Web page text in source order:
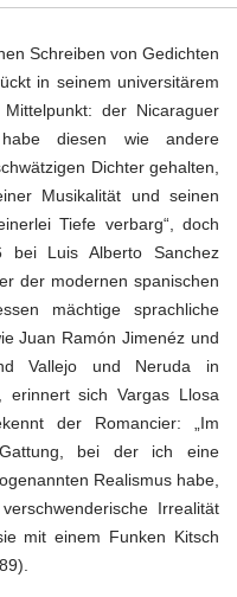
Schreiben von Gedichten
in seinem universitärem
der Nicaraguer
diesen wie andere
Dichter gehalten,
Musikalität und seinen
Tiefe verbarg“, doch
Luis Alberto Sanchez
der modernen spanischen
mächtige sprachliche
Juan Ramón Jimenéz und
Vallejo und Neruda in
erinnert sich Vargas Llosa
der Romancier: „Im
bei der ich eine
Realismus habe,
Irrealität
mit einem Funken Kitsch